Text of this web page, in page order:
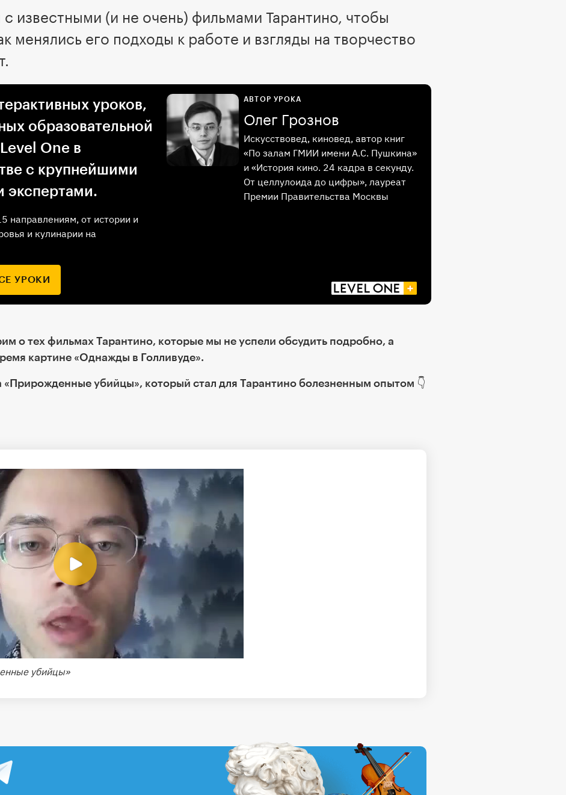
известными (и не очень) фильмами Тарантино, чтобы
менялись его подходы к работе и взгляды на творчество
уроков,
образовательной
One в
с крупнейшими
экспертами.
направлениям, от истории и
и кулинарии на
УРОКИ
АВТОР УРОКА
Олег Грознов
Искусствовед, киновед, автор книг
«По залам ГМИИ имени А.С. Пушкина»
и «История кино. 24 кадра в секунду.
От целлулоида до цифры», лауреат
Премии Правительства Москвы
о тех фильмах Тарантино, которые мы не успели обсудить подробно, а
картине «Однажды в Голливуде».
«Прирожденные убийцы», который стал для Тарантино болезненным опытом 👇
убийцы»